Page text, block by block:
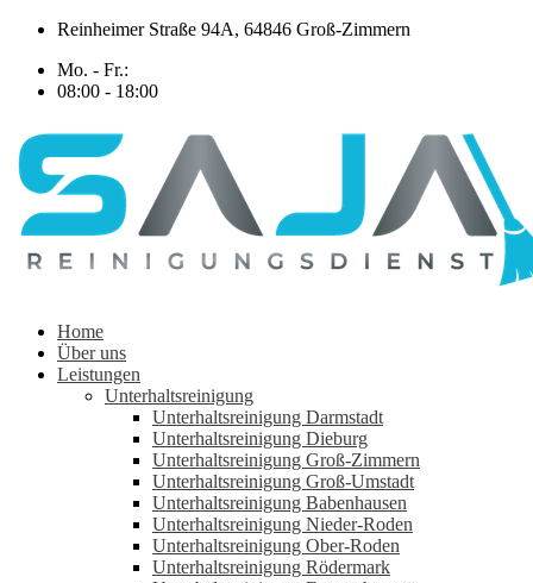
Zum
springen
Reinheimer Straße 94A, 64846 Groß-Zimmern
Mo. - Fr.:
08:00 - 18:00
Home
Über uns
Leistungen
Unterhaltsreinigung
Unterhaltsreinigung Darmstadt
Unterhaltsreinigung Dieburg
Unterhaltsreinigung Groß-Zimmern
Unterhaltsreinigung Groß-Umstadt
Unterhaltsreinigung Babenhausen
Unterhaltsreinigung Nieder-Roden
Unterhaltsreinigung Ober-Roden
Unterhaltsreinigung Rödermark